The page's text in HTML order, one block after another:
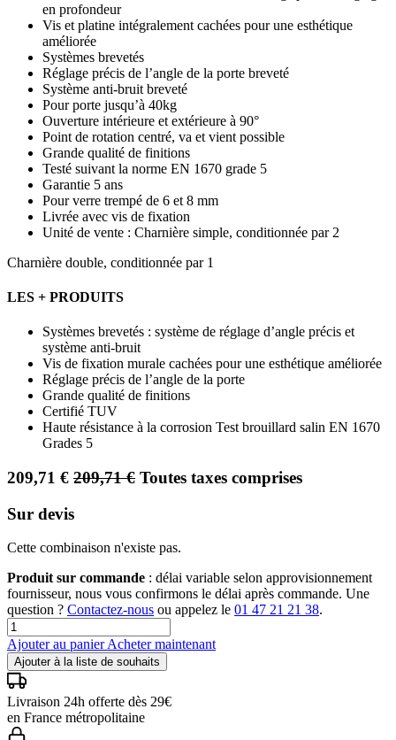
en profondeur
Vis et platine intégralement cachées pour une esthétique
améliorée
Systèmes brevetés
Réglage précis de l’angle de la porte breveté
Système anti-bruit breveté
Pour porte jusqu’à 40kg
Ouverture intérieure et extérieure à 90°
Point de rotation centré, va et vient possible
Grande qualité de finitions
Testé suivant la norme EN 1670 grade 5
Garantie 5 ans
Pour verre trempé de 6 et 8 mm
Livrée avec vis de fixation
Unité de vente : Charnière simple, conditionnée par 2
Charnière double, conditionnée par 1
LES + PRODUITS
Systèmes brevetés : système de réglage d’angle précis et
système anti-bruit
Vis de fixation murale cachées pour une esthétique améliorée
Réglage précis de l’angle de la porte
Grande qualité de finitions
Certifié TUV
Haute résistance à la corrosion Test brouillard salin EN 1670
Grades 5
209,71 € 209,71€ Toutes taxes comprises
Sur devis
Cette combinaison n'existe pas.
Produit sur commande : délai variable selon approvisionnement
fournisseur, nous vous confirmons le délai après commande. Une
question ? Contactez-nous ou appelez le 01 47 21 21 38.
Ajouter au panierAcheter maintenant
Ajouter à la liste de souhaits
Livraison 24h offerte dès 29€
en France métropolitaine